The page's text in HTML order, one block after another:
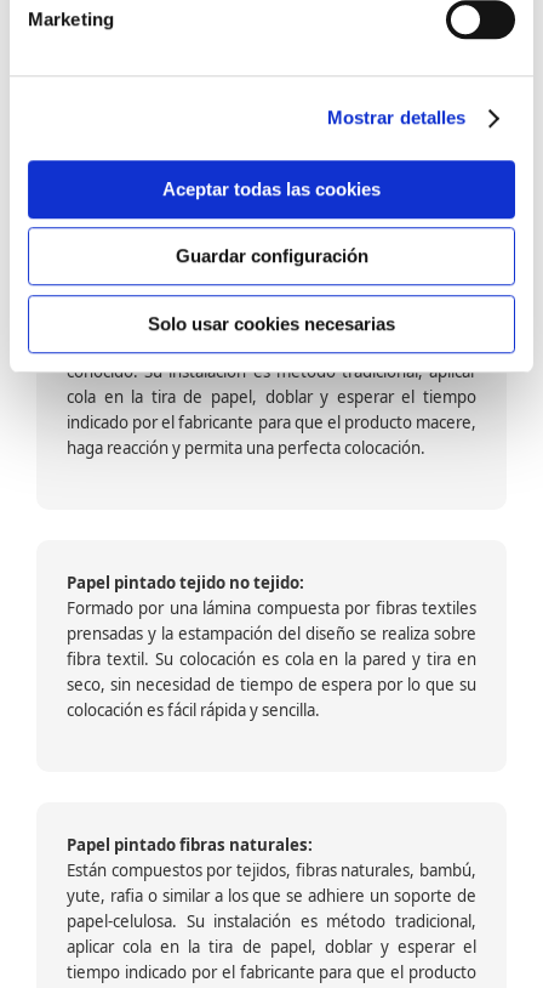
Marketing
Mostrar detalles
Aceptar todas las cookies
Guardar configuración
Solo usar cookies necesarias
barniz multiadherente en base agua. En zonas de
fuegos, se recomienda proteger con placas, silestone,
dado que el frotar en exceso dañaría el papel. Su
colocación es cola en la pared y tira en seco, sin
colocación es fácil rápida y sencilla.
Papel pintado calidad papel:
Formado por una capa de papel sobre un soporte de
conocido. Su instalación es método tradicional, aplicar
cola en la tira de papel, doblar y esperar el tiempo
indicado por el fabricante para que el producto macere,
haga reacción y permita una perfecta colocación.
Papel pintado tejido no tejido:
Formado por una lámina compuesta por fibras textiles
prensadas y la estampación del diseño se realiza sobre
fibra textil. Su colocación es cola en la pared y tira en
seco, sin necesidad de tiempo de espera por lo que su
colocación es fácil rápida y sencilla.
Papel pintado fibras naturales:
Están compuestos por tejidos, fibras naturales, bambú,
yute, rafia o similar a los que se adhiere un soporte de
papel-celulosa. Su instalación es método tradicional,
aplicar cola en la tira de papel, doblar y esperar el
tiempo indicado por el fabricante para que el producto